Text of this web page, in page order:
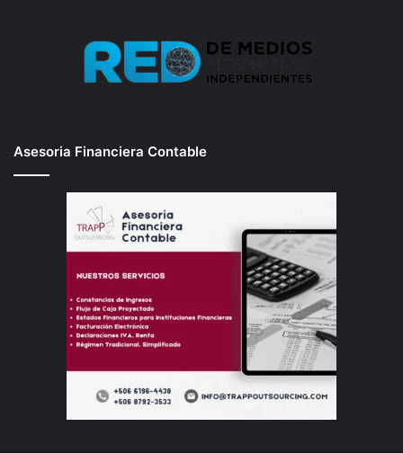
Asesoria Financiera Contable